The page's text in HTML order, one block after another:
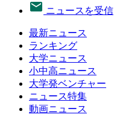
ニュースを受信
最新ニュース
ランキング
大学ニュース
小中高ニュース
大学発ベンチャー
ニュース特集
動画ニュース